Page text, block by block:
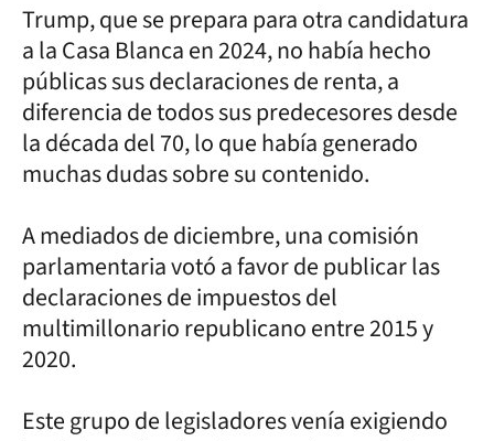
Trump, que se prepara para otra candidatura
a la Casa Blanca en 2024, no había hecho
públicas sus declaraciones de renta, a
diferencia de todos sus predecesores desde
la década del 70, lo que había generado
muchas dudas sobre su contenido.
A mediados de diciembre, una comisión
parlamentaria votó a favor de publicar las
declaraciones de impuestos del
multimillonario republicano entre 2015 y
2020.
Este grupo de legisladores venía exigiendo